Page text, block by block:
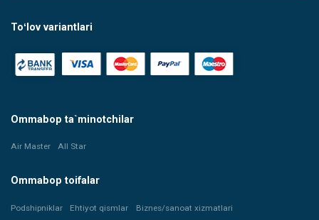
Toʻlov variantlari
Ommabop ta`minotchilar
Air Master All Star
Ommabop toifalar
Podshipniklar Ehtiyot qismlar Biznes/sanoat xizmatlari